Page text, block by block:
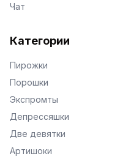
Чат
Категории
Пирожки
Порошки
Экспромты
Депрессяшки
Две девятки
Артишоки